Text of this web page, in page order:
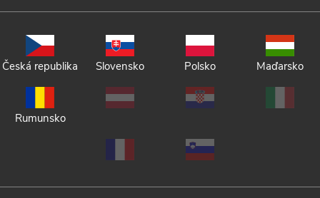
Česká republika Slovensko Polsko Maďarsko
Rumunsko